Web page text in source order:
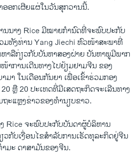
ອກ​ເຜີຍ​ແຜ່​ໃນ​ວັນ​ສຸກ​ວານ​ນີ້.
ນາງ Rice ມີ​ໝາຍ​ກຳນົດ​ທີ່​ຈະ​ພົບ​ປະ​ກັບ​
ທັງທ່ານ Yang Jiechi ຫົວໜ້າ​ສະພາ​ທີ່​
າລື​ກ່ຽວ​ກັບ​ບັນຫາ​ສອງຝ່າຍ ບັນຫາ​ພູມີພາກ
າການ​ເດີນທາງ​ໄປ​ຢ້ຽມຢາມ​ຈີນ ຂອງ​
ມາ ​ໃນ​ເດືອນ​ກັນຍາ ​ເພື່ອ​ເຂົ້າຮ່ວມ​ກອງ​
ຫຼື 20 ປະ​ເທດ​ທີ່​ມີ​ເສດຖະກິດ​ຈະ​ເລີ​ນທາງ​
ະ​ແຫຼງຂ່າວຂອງ​ທຳນຽບຂາວ.
Rice ຈະ​ພົບ​ປະ​ກັບບັນດາ​ຜູ້​ບໍລິຫານ​
ກັບ​ເງື່ອນ​ໄຂ​ສຳລັບ​ການ​ເຮັດ​ທຸລະ​ກິດ​ຢູ່​ຈີນ
ມະ​ ດາ​ສາມັນ​ຂອງ​ຈີນ.